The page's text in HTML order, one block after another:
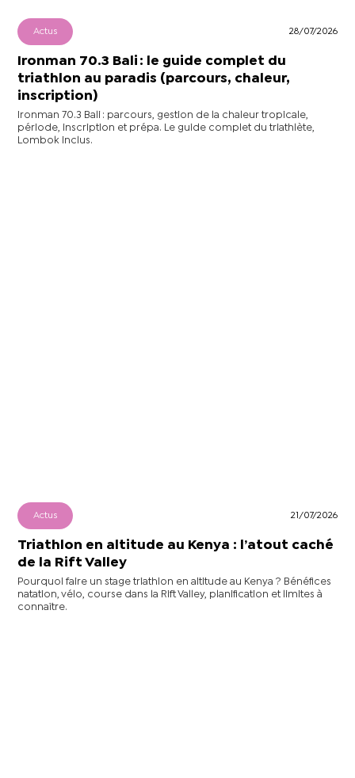
Actus 28/07/2026
Ironman 70.3 Bali : le guide complet du
triathlon au paradis (parcours, chaleur,
inscription)
Ironman 70.3 Bali : parcours, gestion de la chaleur tropicale,
période, inscription et prépa. Le guide complet du triathlète,
Lombok inclus.
Actus 21/07/2026
Triathlon en altitude au Kenya : l’atout caché
de la Rift Valley
Pourquoi faire un stage triathlon en altitude au Kenya ? Bénéfices
natation, vélo, course dans la Rift Valley, planification et limites à
connaître.